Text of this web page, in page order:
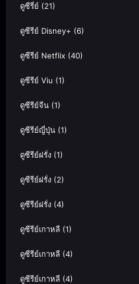
ดูซีรี่ย์ (21)
ดูซีรีย์ Disney+ (6)
ดูซีรีย์ Netflix (40)
ดูซีรีย์ Viu (1)
ดูซีรีย์จีน (1)
ดูซีรีย์ญี่ปุ่น (1)
ดูซีรีย์ฝรั่ง (1)
ดูซีรีย์ฝรั่ง (2)
ดูซีรีย์ฝรั่ง (4)
ดูซีรีย์เกาหลี (1)
ดูซีรีย์เกาหลี (4)
ดูซีรีย์เกาหลี (4)